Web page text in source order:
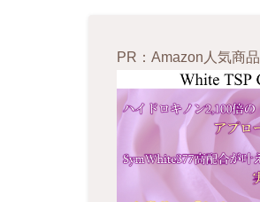
PR：Amazon人気商品